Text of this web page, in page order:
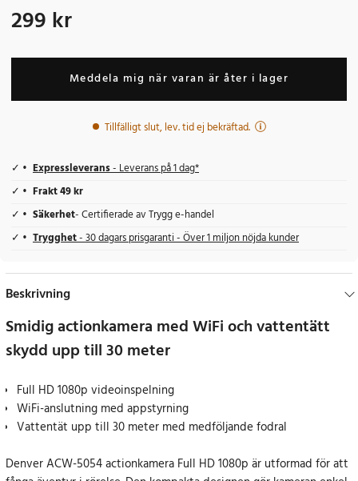
Pris:299 kr
299 kr
Meddela mig när varan är åter i lager
Tillfälligt slut, lev. tid ej bekräftad.
Expressleverans- Leverans på 1 dag*
Frakt 49 kr
Säkerhet- Certifierade av Trygg e-handel
Trygghet- 30 dagars prisgaranti - Över 1 miljon nöjda kunder
Beskrivning
Smidig actionkamera med WiFi och vattentätt
skydd upp till 30 meter
Full HD 1080p videoinspelning
WiFi-anslutning med appstyrning
Vattentät upp till 30 meter med medföljande fodral
Denver ACW-5054 actionkamera Full HD 1080p är utformad för att